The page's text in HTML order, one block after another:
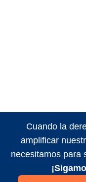
Cuando la
amplificar
necesitamos para